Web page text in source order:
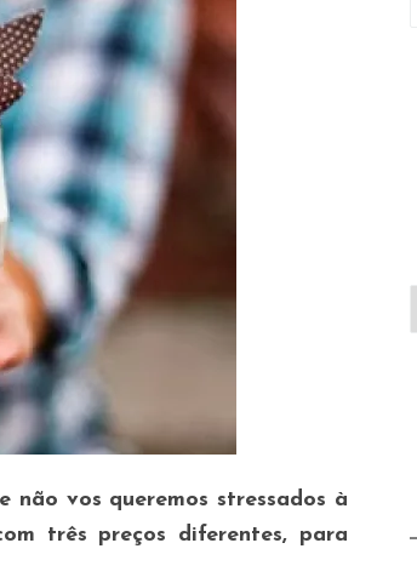
vos queremos stressados à
três preços diferentes, para